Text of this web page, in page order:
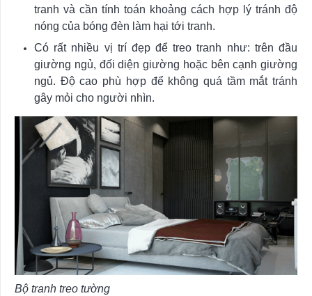
tranh và cần tính toán khoảng cách hợp lý tránh độ
nóng của bóng đèn làm hại tới tranh.
Có rất nhiều vị trí đẹp để treo tranh như: trên đầu
giường ngủ, đối diện giường hoặc bên cạnh giường
ngủ. Độ cao phù hợp để không quá tầm mắt tránh
gây mỏi cho người nhìn.
Bộ tranh treo tường